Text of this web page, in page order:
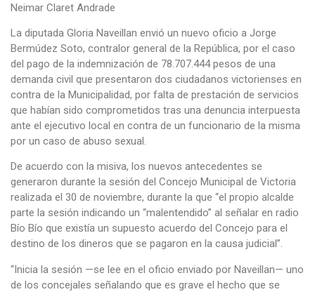
Neimar Claret Andrade
La diputada Gloria Naveillan envió un nuevo oficio a Jorge
Bermúdez Soto, contralor general de la República, por el caso
del pago de la indemnización de 78.707.444 pesos de una
demanda civil que presentaron dos ciudadanos victorienses en
contra de la Municipalidad, por falta de prestación de servicios
que habían sido comprometidos tras una denuncia interpuesta
ante el ejecutivo local en contra de un funcionario de la misma
por un caso de abuso sexual.
De acuerdo con la misiva, los nuevos antecedentes se
generaron durante la sesión del Concejo Municipal de Victoria
realizada el 30 de noviembre, durante la que “el propio alcalde
parte la sesión indicando un “malentendido” al señalar en radio
Bío Bío que existía un supuesto acuerdo del Concejo para el
destino de los dineros que se pagaron en la causa judicial”.
“Inicia la sesión —se lee en el oficio enviado por Naveillan— uno
de los concejales señalando que es grave el hecho que se